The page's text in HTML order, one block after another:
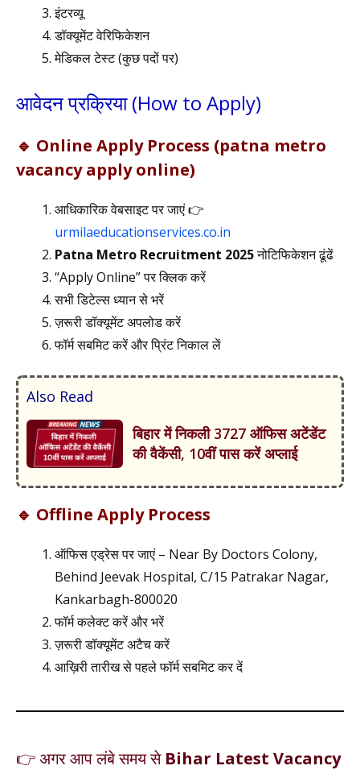
इंटरव्यू
डॉक्यूमेंट वेरिफिकेशन
मेडिकल टेस्ट (कुछ पदों पर)
आवेदन प्रक्रिया (How to Apply)
🔹 Online Apply Process (patna metro
vacancy apply online)
आधिकारिक वेबसाइट पर जाएं 👉
urmilaeducationservices.co.in
Patna Metro Recruitment 2025नोटिफिकेशन ढूंढें
“Apply Online” पर क्लिक करें
सभी डिटेल्स ध्यान से भरें
ज़रूरी डॉक्यूमेंट अपलोड करें
फॉर्म सबमिट करें और प्रिंट निकाल लें
Also Read
बिहार में निकली 3727 ऑफिस अटेंडेंट
की वैकेंसी, 10वीं पास करें अप्लाई
🔹 Offline Apply Process
ऑफिस एड्रेस पर जाएं – Near By Doctors Colony,
Behind Jeevak Hospital, C/15 Patrakar Nagar,
Kankarbagh-800020
फॉर्म कलेक्ट करें और भरें
ज़रूरी डॉक्यूमेंट अटैच करें
आख़िरी तारीख से पहले फॉर्म सबमिट कर दें
👉 अगर आप लंबे समय से Bihar Latest Vacancy